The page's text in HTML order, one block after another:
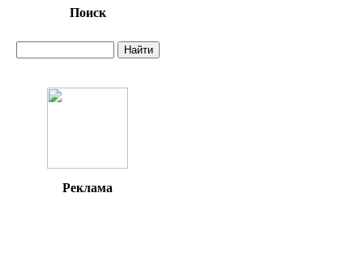
Поиск
Реклама